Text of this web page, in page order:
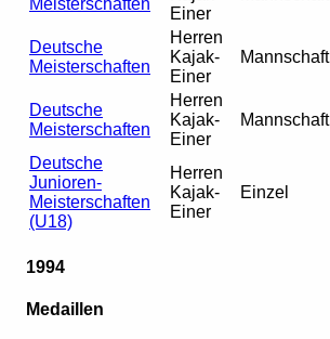
Einer
Deutsche
Meisterschaften
Herren
Kajak-
Einer
Mannschaft
Deutsche
Meisterschaften
Herren
Kajak-
Einer
Mannschaft
Deutsche
Junioren-
Meisterschaften
(U18)
Herren
Kajak-
Einer
Einzel
1994
Medaillen